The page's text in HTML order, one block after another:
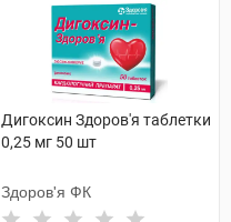
Дигоксин Здоров'я таблетки
0,25 мг 50 шт
Здоров'я ФК